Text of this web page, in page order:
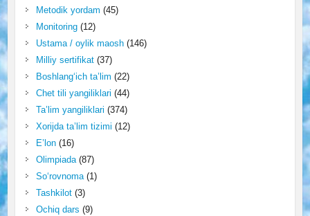
Metodik yordam (45)
Monitoring(12)
Ustama / oylik maosh(146)
Milliy sertifikat(37)
Boshlang‘ich ta’lim (22)
Chet tili yangiliklari (44)
Ta’lim yangiliklari (374)
Xorijda ta’lim tizimi (12)
E’lon(16)
Olimpiada(87)
So‘rovnoma(1)
Tashkilot(3)
Ochiq dars (9)